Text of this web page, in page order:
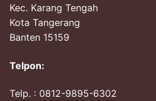
Kec. Karang Tengah
Kota Tangerang
Banten 15159
Telpon:
Telp. : 0812-9895-6302